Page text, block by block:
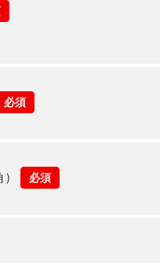
必須
必須